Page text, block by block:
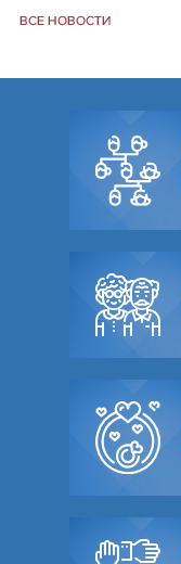
ВСЕ НОВОСТИ